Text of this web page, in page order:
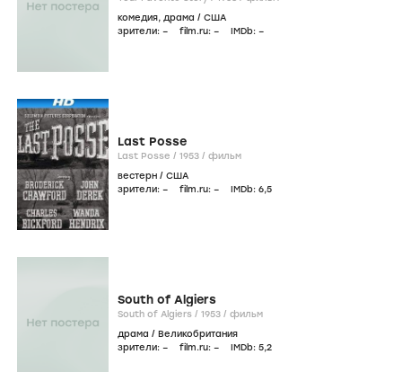
комедия, драма / США
зрители: – film.ru: – IMDb: –
Last Posse
Last Posse / 1953 / фильм
вестерн / США
зрители: – film.ru: – IMDb: 6,5
South of Algiers
South of Algiers / 1953 / фильм
драма / Великобритания
зрители: – film.ru: – IMDb: 5,2